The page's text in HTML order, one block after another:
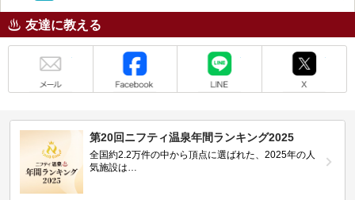
友達に教える
第20回ニフティ温泉年間ランキング2025
全国約2.2万件の中から頂点に選ばれた、2025年の人
気施設は…